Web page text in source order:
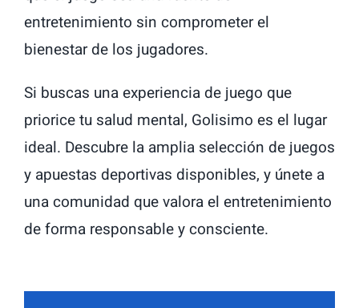
entretenimiento sin comprometer el
bienestar de los jugadores.
Si buscas una experiencia de juego que
priorice tu salud mental, Golisimo es el lugar
ideal. Descubre la amplia selección de juegos
y apuestas deportivas disponibles, y únete a
una comunidad que valora el entretenimiento
de forma responsable y consciente.